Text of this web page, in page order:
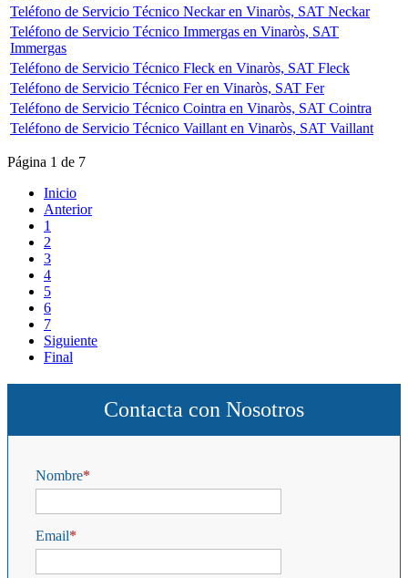
Teléfono de Servicio Técnico Neckar en Vinaròs, SAT Neckar
Teléfono de Servicio Técnico Immergas en Vinaròs, SAT
Immergas
Teléfono de Servicio Técnico Fleck en Vinaròs, SAT Fleck
Teléfono de Servicio Técnico Fer en Vinaròs, SAT Fer
Teléfono de Servicio Técnico Cointra en Vinaròs, SAT Cointra
Teléfono de Servicio Técnico Vaillant en Vinaròs, SAT Vaillant
Página 1 de 7
Inicio
Anterior
1
2
3
4
5
6
7
Siguiente
Final
Contacta con Nosotros
Nombre
Email